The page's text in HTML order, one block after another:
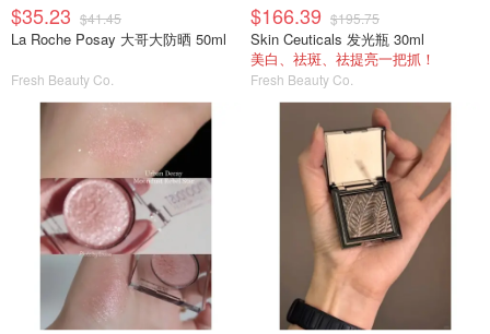
$35.23 $41.45
La Roche Posay 大哥大防晒 50ml
Fresh Beauty Co.
$166.39 $195.75
Skin Ceuticals 发光瓶 30ml
美白、祛斑、祛提亮一把抓！
Fresh Beauty Co.